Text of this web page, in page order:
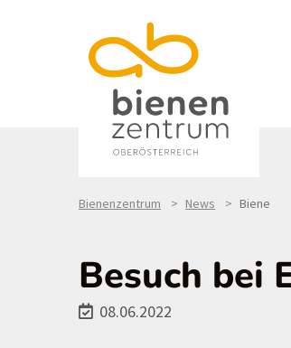
Bienenzentrum News Biene
Besuch bei
08.06.2022